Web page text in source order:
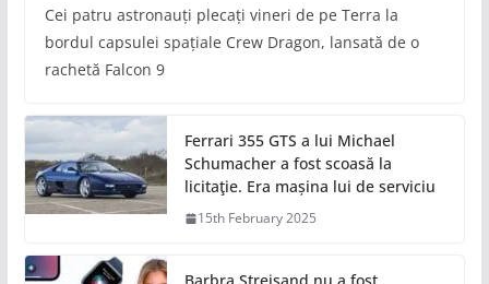
Cei patru astronauți plecați vineri de pe Terra la
bordul capsulei spațiale Crew Dragon, lansată de o
rachetă Falcon 9
Ferrari 355 GTS a lui Michael
Schumacher a fost scoasă la
licitaţie. Era mașina lui de serviciu
15th February 2025